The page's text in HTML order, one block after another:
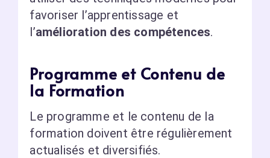
favoriser l’apprentissage et
l’amélioration des compétences.
Programme et Contenu de
la Formation
Le programme et le contenu de la
formation doivent être régulièrement
actualisés et diversifiés.